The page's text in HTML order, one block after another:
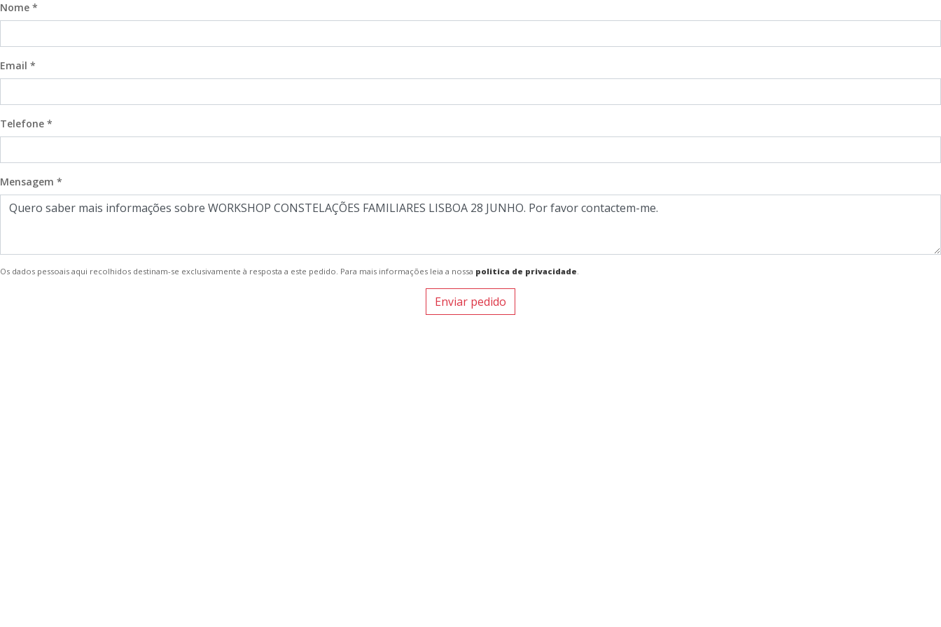
Nome *
Email *
Telefone *
Mensagem *
Os dados pessoais aqui recolhidos destinam-se exclusivamente à resposta a este pedido. Para mais informações leia a nossa politica de privacidade.
Enviar pedido